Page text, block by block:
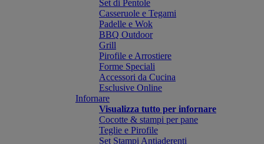
Set di Pentole
Casseruole e Tegami
Padelle e Wok
BBQ Outdoor
Grill
Pirofile e Arrostiere
Forme Speciali
Accessori da Cucina
Esclusive Online
Infornare
Visualizza tutto per infornare
Cocotte & stampi per pane
Teglie e Pirofile
Set Stampi Antiaderenti